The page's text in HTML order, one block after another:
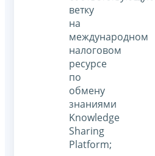
ветку
на
международном
налоговом
ресурсе
по
обмену
знаниями
Knowledge
Sharing
Platform;